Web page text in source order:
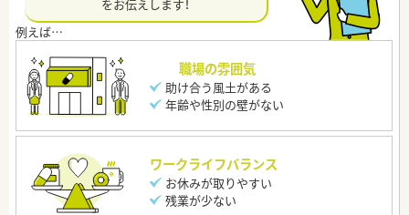
をお伝えします！
職場の雰囲気
助け合う風土がある
年齢や性別の壁がない
ワークライフバランス
お休みが取りやすい
残業が少ない